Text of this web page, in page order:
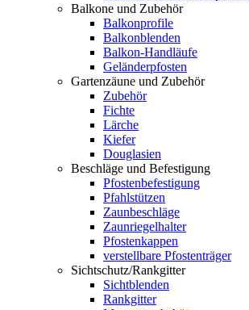
Balkone und Zubehör
Balkonprofile
Balkonblenden
Balkon-Handläufe
Geländerpfosten
Gartenzäune und Zubehör
Zubehör
Fichte
Lärche
Kiefer
Douglasien
Beschläge und Befestigung
Pfostenbefestigung
Pfahlstützen
Zaunbeschläge
Zaunriegelhalter
Pfostenkappen
verstellbare Pfostenträger
Sichtschutz/Rankgitter
Sichtblenden
Rankgitter